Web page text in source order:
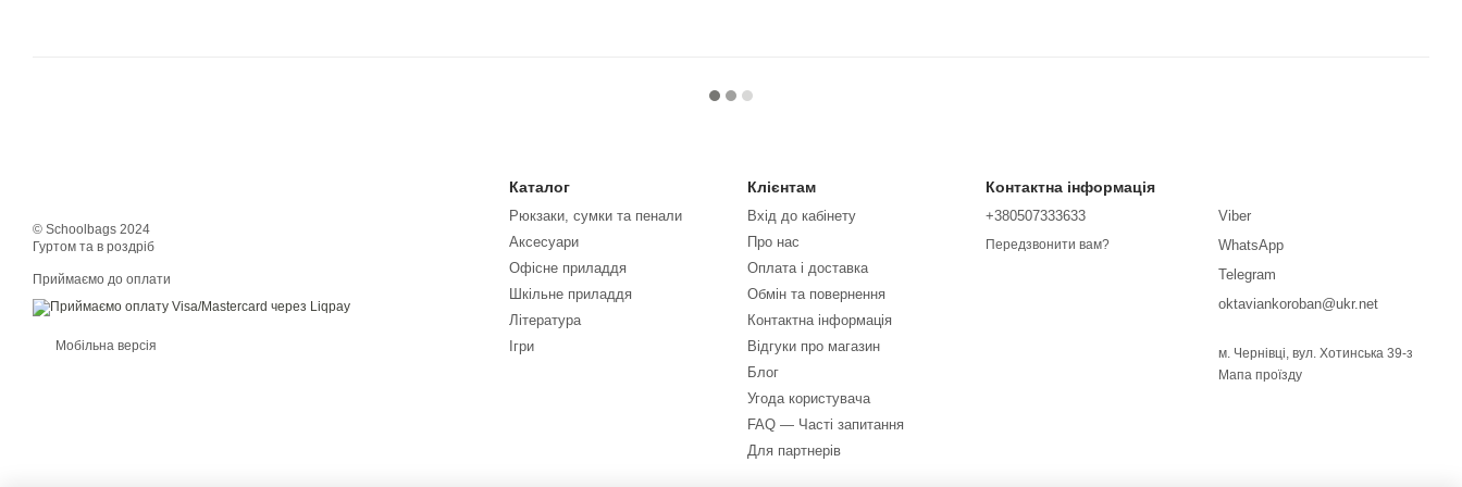
© Schoolbags 2024
Гуртом та в роздріб
Приймаємо до оплати
Мобільна версія
Каталог
Рюкзаки, сумки та пенали
Аксесуари
Офісне приладдя
Шкільне приладдя
Література
Ігри
Клієнтам
Вхід до кабінету
Про нас
Оплата і доставка
Обмін та повернення
Контактна інформація
Відгуки про магазин
Блог
Угода користувача
FAQ — Часті запитання
Для партнерів
Контактна інформація
+380507333633
Передзвонити вам?
Viber
WhatsApp
Telegram
oktaviankoroban@ukr.net
м. Чернівці, вул. Хотинська 39-з
Мапа проїзду